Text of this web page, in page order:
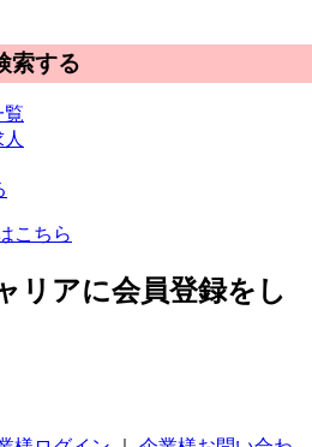
索する
覧
こちら
リアに会員登録をし